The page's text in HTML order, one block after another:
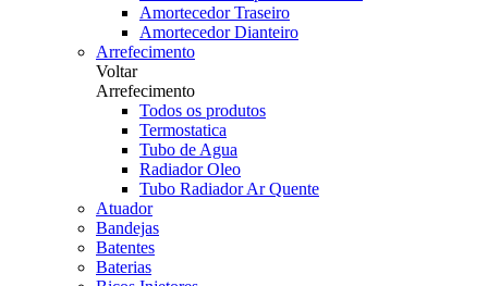
Amortecedor Traseiro
Amortecedor Dianteiro
Arrefecimento
Voltar
Arrefecimento
Todos os produtos
Termostatica
Tubo de Agua
Radiador Oleo
Tubo Radiador Ar Quente
Atuador
Bandejas
Batentes
Baterias